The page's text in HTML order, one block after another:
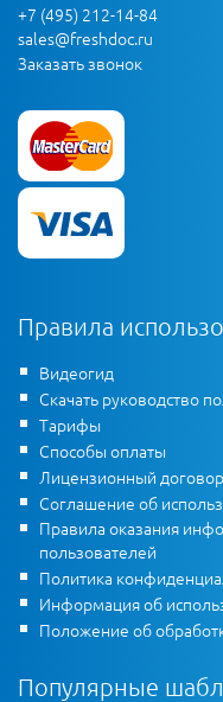
+7 (495) 212-14-84
sales@freshdoc.ru
Заказать звонок
Правила
Видеогид
Скачать руководство
Тарифы
Способы оплаты
Лицензионный
Соглашение об
Правила оказания
пользователей
Политика
Информация об
Положение об
Популярные